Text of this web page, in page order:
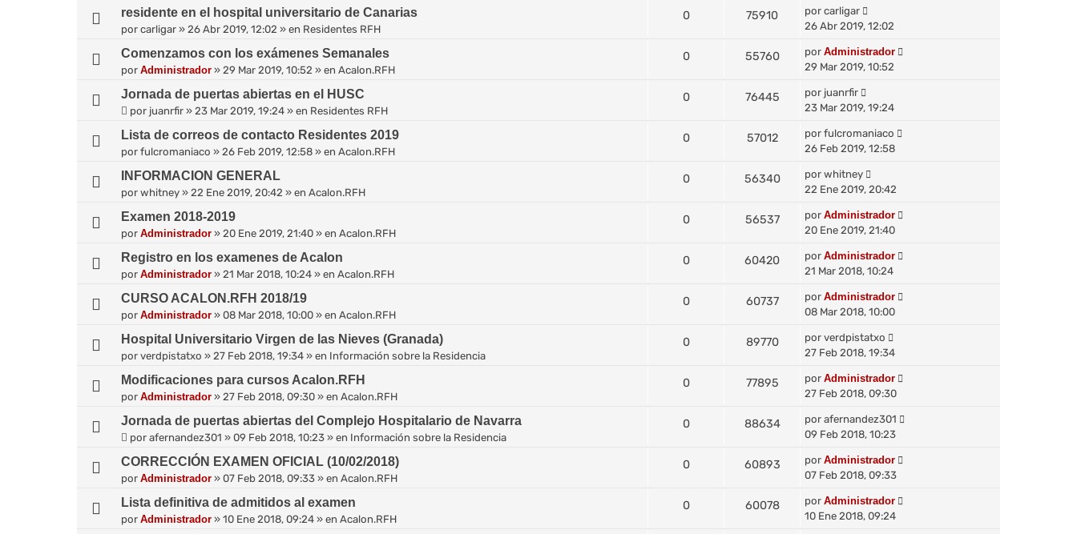
residente en el hospital universitario de Canarias
por carligar » 26 Abr 2019, 12:02 » en Residentes RFH
0 75910 por carligar
26 Abr 2019, 12:02
Comenzamos con los exámenes Semanales
por Administrador » 29 Mar 2019, 10:52 » en Acalon.RFH
0 55760 por Administrador
29 Mar 2019, 10:52
Jornada de puertas abiertas en el HUSC
por juanrfir » 23 Mar 2019, 19:24 » en Residentes RFH
0 76445 por juanrfir
23 Mar 2019, 19:24
Lista de correos de contacto Residentes 2019
por fulcromaniaco » 26 Feb 2019, 12:58 » en Acalon.RFH
0 57012 por fulcromaniaco
26 Feb 2019, 12:58
INFORMACION GENERAL
por whitney » 22 Ene 2019, 20:42 » en Acalon.RFH
0 56340 por whitney
22 Ene 2019, 20:42
Examen 2018-2019
por Administrador » 20 Ene 2019, 21:40 » en Acalon.RFH
0 56537 por Administrador
20 Ene 2019, 21:40
Registro en los examenes de Acalon
por Administrador » 21 Mar 2018, 10:24 » en Acalon.RFH
0 60420 por Administrador
21 Mar 2018, 10:24
CURSO ACALON.RFH 2018/19
por Administrador » 08 Mar 2018, 10:00 » en Acalon.RFH
0 60737 por Administrador
08 Mar 2018, 10:00
Hospital Universitario Virgen de las Nieves (Granada)
por verdpistatxo » 27 Feb 2018, 19:34 » en Información sobre la Residencia
0 89770 por verdpistatxo
27 Feb 2018, 19:34
Modificaciones para cursos Acalon.RFH
por Administrador » 27 Feb 2018, 09:30 » en Acalon.RFH
0 77895 por Administrador
27 Feb 2018, 09:30
Jornada de puertas abiertas del Complejo Hospitalario de Navarra
por afernandez301 » 09 Feb 2018, 10:23 » en Información sobre la Residencia
0 88634 por afernandez301
09 Feb 2018, 10:23
CORRECCIÓN EXAMEN OFICIAL (10/02/2018)
por Administrador » 07 Feb 2018, 09:33 » en Acalon.RFH
0 60893 por Administrador
07 Feb 2018, 09:33
Lista definitiva de admitidos al examen
por Administrador » 10 Ene 2018, 09:24 » en Acalon.RFH
0 60078 por Administrador
10 Ene 2018, 09:24